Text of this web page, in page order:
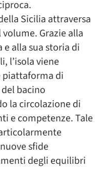
Sicilia attraversa
Grazie alla
alla sua storia di
l’isola viene
piattaforma di
bacino
la circolazione di
e competenze. Tale
sfide
degli equilibri